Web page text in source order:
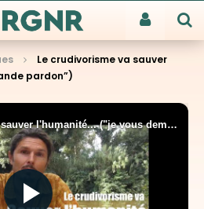
Le crudivorisme va sauver
pardon”)